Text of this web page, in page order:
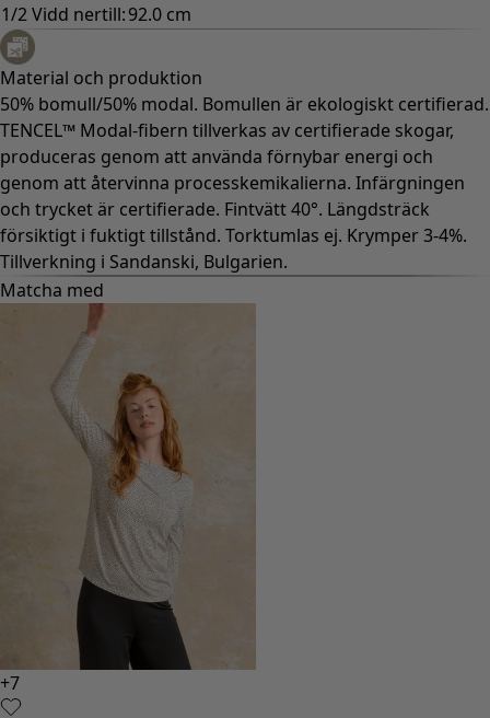
1/2 Vidd nertill:92.0 cm
Material och produktion
50% bomull/50% modal. Bomullen är ekologiskt certifierad.
TENCEL™ Modal-fibern tillverkas av certifierade skogar,
produceras genom att använda förnybar energi och
genom att återvinna processkemikalierna. Infärgningen
och trycket är certifierade. Fintvätt 40°. Längdsträck
försiktigt i fuktigt tillstånd. Torktumlas ej. Krymper 3-4%.
Tillverkning i Sandanski, Bulgarien.
Matcha med
+7